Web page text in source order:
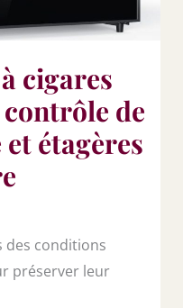
cigares
de
étagères
des conditions
préserver leur